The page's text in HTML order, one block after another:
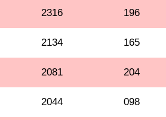
2316 196
2134 165
2081 204
2044 098